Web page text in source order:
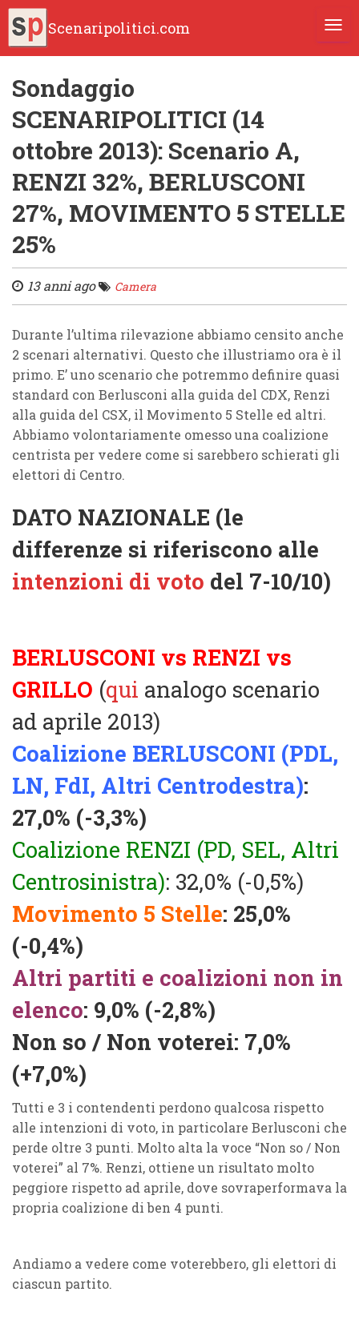
Scenaripolitici.com
Sondaggio
SCENARIPOLITICI (14
ottobre 2013): Scenario A,
RENZI 32%, BERLUSCONI
27%, MOVIMENTO 5 STELLE
25%
13 anni ago Camera
Durante l’ultima rilevazione abbiamo censito anche
2 scenari alternativi. Questo che illustriamo ora è il
primo. E’ uno scenario che potremmo definire quasi
standard con Berlusconi alla guida del CDX, Renzi
alla guida del CSX, il Movimento 5 Stelle ed altri.
Abbiamo volontariamente omesso una coalizione
centrista per vedere come si sarebbero schierati gli
elettori di Centro.
DATO NAZIONALE (le
differenze si riferiscono alle
intenzioni di voto del 7-10/10)
BERLUSCONI vs RENZI vs
GRILLO (qui analogo scenario
ad aprile 2013)
Coalizione BERLUSCONI (PDL,
LN, FdI, Altri Centrodestra):
27,0% (-3,3%)
Coalizione RENZI (PD, SEL, Altri
Centrosinistra): 32,0% (-0,5%)
Movimento 5 Stelle: 25,0%
(-0,4%)
Altri partiti e coalizioni non in
elenco: 9,0% (-2,8%)
Non so / Non voterei: 7,0%
(+7,0%)
Tutti e 3 i contendenti perdono qualcosa rispetto
alle intenzioni di voto, in particolare Berlusconi che
perde oltre 3 punti. Molto alta la voce “Non so / Non
voterei” al 7%. Renzi, ottiene un risultato molto
peggiore rispetto ad aprile, dove sovraperformava la
propria coalizione di ben 4 punti.
Andiamo a vedere come voterebbero, gli elettori di
ciascun partito.